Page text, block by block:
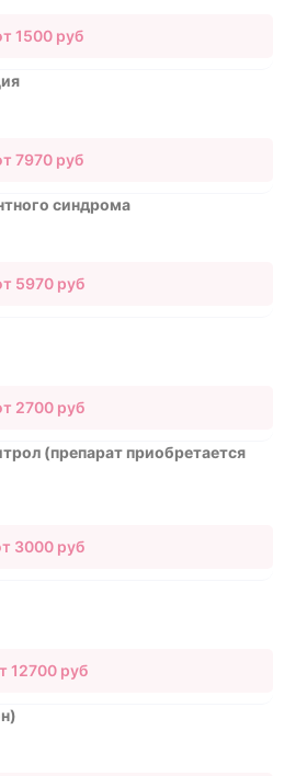
1500 руб
7970 руб
синдрома
5970 руб
2700 руб
(препарат приобретается
3000 руб
12700 руб